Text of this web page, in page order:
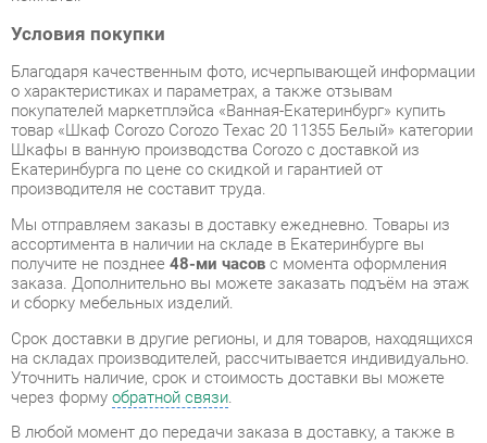
покупателей маркетплэйса «Ванная-Екатеринбург» купить
товар «Шкаф Corozo Corozo Техас 20 11355 Белый» категории
Шкафы в ванную производства Corozo с доставкой из
Екатеринбурга по цене со скидкой и гарантией от
производителя не составит труда.
Мы отправляем заказы в доставку ежедневно. Товары из
ассортимента в наличии на складе в Екатеринбурге вы
получите не позднее48-ми часовс момента оформления
заказа. Дополнительно вы можете заказать подъём на этаж
Срок доставки в другие регионы, и для товаров, находящихся
на складах производителей, рассчитывается индивидуально.
Уточнить наличие, срок и стоимость доставки вы можете
через формуобратной связи.
В любой момент до передачи заказа в доставку, а также в
течение 7-ми дней после получения заказа вы можете
изменить выборили принять решение об отказе от покупки.
Несмотря на качественную упаковку, шкафы в ванную могут
быть повреждены при транспортировке. Если Вы заметили